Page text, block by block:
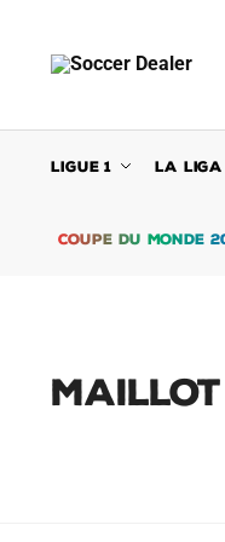
navigation
content
LIGUE 1 LA LIGA
COUPE DU MONDE